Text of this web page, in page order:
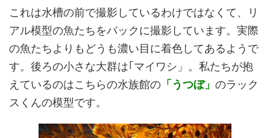
これは水槽の前で撮影しているわけではなくて、リ
アル模型の魚たちをバックに撮影しています。実際
の魚たちよりもどうも濃い目に着色してあるようで
す。後ろの小さな大群は｢マイワシ」。私たちが抱
えているのはこちらの水族館の 「うつぼ」 のラック
スくんの模型です。